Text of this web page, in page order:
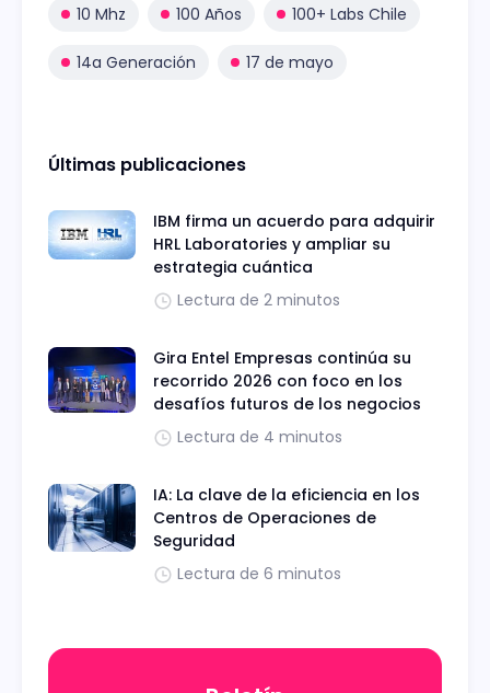
10 Mhz 100 Años 100+ Labs Chile
14a Generación 17 de mayo
Últimas publicaciones
IBM firma un acuerdo para adquirir
HRL Laboratories y ampliar su
estrategia cuántica
Lectura de 2 minutos
Gira Entel Empresas continúa su
recorrido 2026 con foco en los
desafíos futuros de los negocios
Lectura de 4 minutos
IA: La clave de la eficiencia en los
Centros de Operaciones de
Seguridad
Lectura de 6 minutos